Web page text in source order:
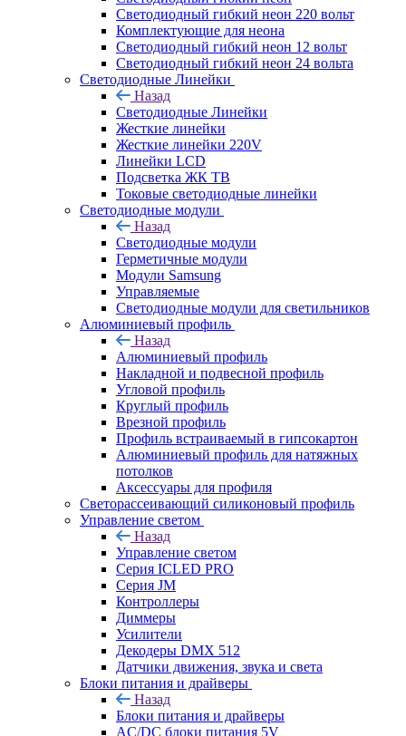
Светодиодный гибкий неон 220 вольт
Комплектующие для неона
Светодиодный гибкий неон 12 вольт
Светодиодный гибкий неон 24 вольта
Светодиодные Линейки
Назад
Светодиодные Линейки
Жесткие линейки
Жесткие линейки 220V
Линейки LCD
Подсветка ЖК ТВ
Токовые светодиодные линейки
Светодиодные модули
Назад
Светодиодные модули
Герметичные модули
Модули Samsung
Управляемые
Светодиодные модули для светильников
Алюминиевый профиль
Назад
Алюминиевый профиль
Накладной и подвесной профиль
Угловой профиль
Круглый профиль
Врезной профиль
Профиль встраиваемый в гипсокартон
Алюминиевый профиль для натяжных
потолков
Аксессуары для профиля
Светорассеивающий силиконовый профиль
Управление светом
Назад
Управление светом
Серия ICLED PRO
Серия JM
Контроллеры
Диммеры
Усилители
Декодеры DMX 512
Датчики движения, звука и света
Блоки питания и драйверы
Назад
Блоки питания и драйверы
AC/DC блоки питания 5V